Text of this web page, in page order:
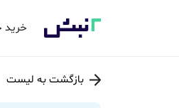
خرید
بازگشت به لیست